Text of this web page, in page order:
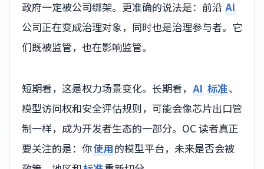
政府一定被公司绑架。更准确的说法是：前沿 AI
公司正在变成治理对象，同时也是治理参与者。它
们既被监管，也在影响监管。
短期看，这是权力场景变化。长期看， AI 标准、
模型访问权和安全评估规则，可能会像芯片出口管
制一样，成为开发者生态的一部分。OC 读者真正
要关注的是：你使用的模型平台，未来是否会被